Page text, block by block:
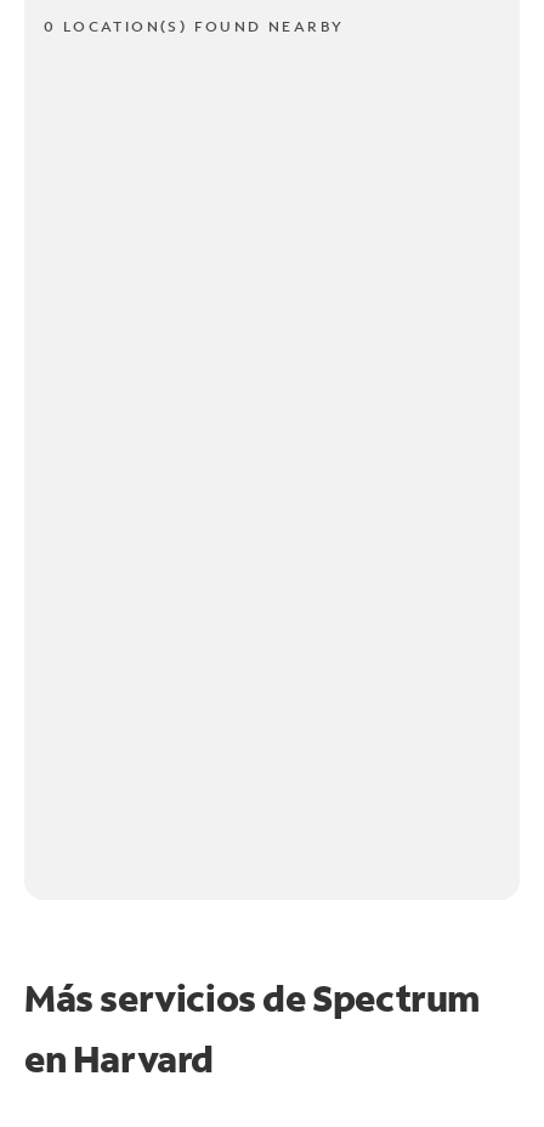
0 LOCATION(S) FOUND NEARBY
Más servicios de Spectrum
en Harvard